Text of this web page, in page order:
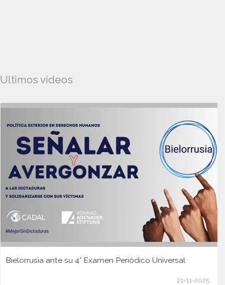
Ultimos videos
Bielorrusia ante su 4° Examen Periódico Universal
21-11-2025